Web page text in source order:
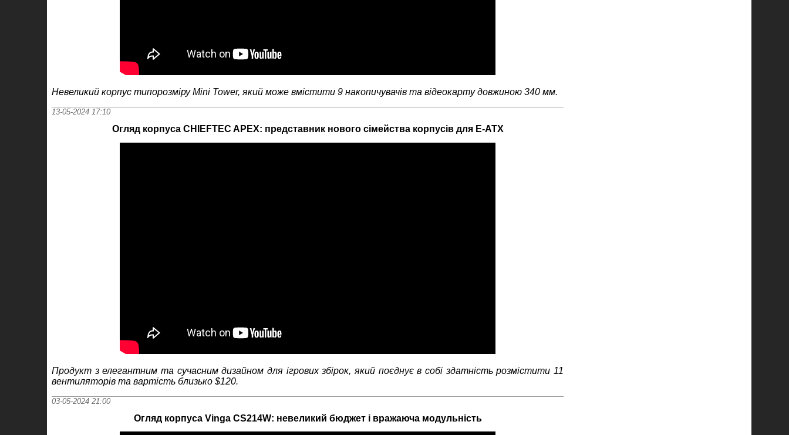
Невеликий корпус типорозміру Mini Tower, який може вмістити 9 накопичувачів та відеокарту довжиною 340 мм.
13-05-2024 17:10
Огляд корпуса CHIEFTEC APEX: представник нового сімейства корпусів для E-ATX
Продукт з елегантним та сучасним дизайном для ігрових збірок, який поєднує в собі здатність розмістити 11
вентиляторів та вартість близько $120.
03-05-2024 21:00
Огляд корпуса Vinga CS214W: невеликий бюджет і вражаюча модульність